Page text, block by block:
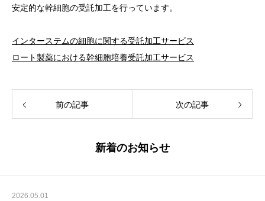
安定的な幹細胞の受託加工を行っています。
インターステムの細胞に関する受託加工サービス
ロート製薬における幹細胞培養受託加工サービス
前の記事 次の記事
新着のお知らせ
2026.05.01